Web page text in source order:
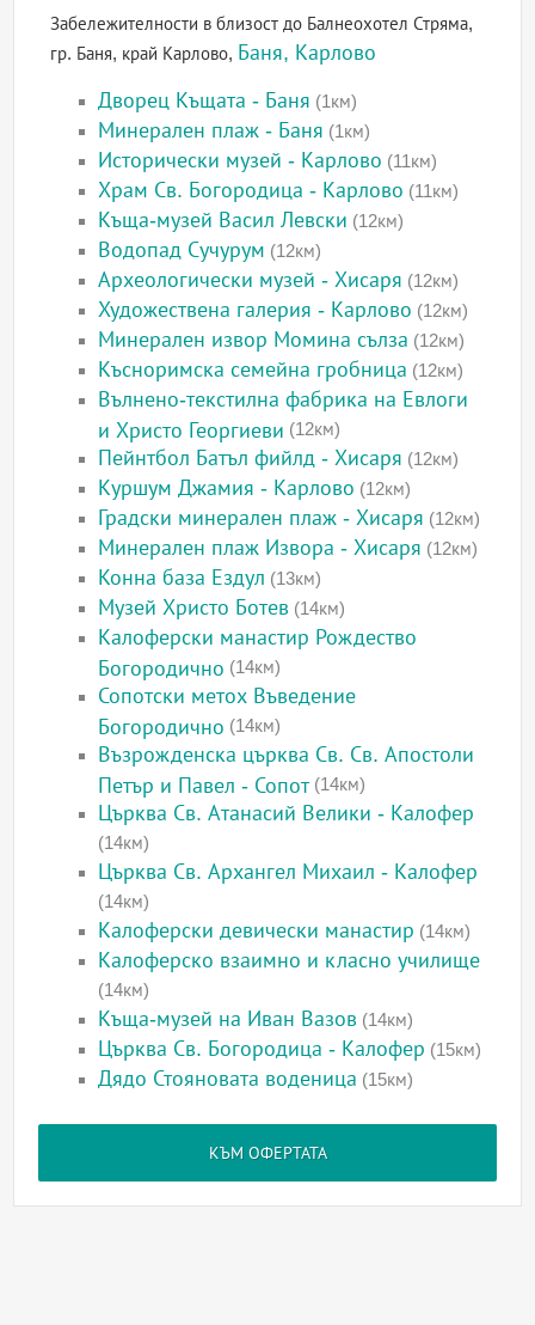
Забележителности в близост до Балнеохотел Стряма,
гр. Баня, край Карлово, Баня, Карлово
Дворец Къщата - Баня (1км)
Минерален плаж - Баня (1км)
Исторически музей - Карлово (11км)
Храм Св. Богородица - Карлово (11км)
Къща-музей Васил Левски (12км)
Водопад Сучурум (12км)
Археологически музей - Хисаря (12км)
Художествена галерия - Карлово (12км)
Минерален извор Момина сълза (12км)
Късноримска семейна гробница (12км)
Вълнено-текстилна фабрика на Евлоги
и Христо Георгиеви (12км)
Пейнтбол Батъл фийлд - Хисаря (12км)
Куршум Джамия - Карлово (12км)
Градски минерален плаж - Хисаря (12км)
Минерален плаж Извора - Хисаря (12км)
Конна база Ездул (13км)
Музей Христо Ботев (14км)
Калоферски манастир Рождество
Богородично (14км)
Сопотски метох Въведение
Богородично (14км)
Възрожденска църква Св. Св. Апостоли
Петър и Павел - Сопот(14км)
Църква Св. Атанасий Велики - Калофер
(14км)
Църква Св. Архангел Михаил - Калофер
(14км)
Калоферски девически манастир (14км)
Калоферско взаимно и класно училище
(14км)
Къща-музей на Иван Вазов (14км)
Църква Св. Богородица - Калофер (15км)
Дядо Стояновата воденица (15км)
КЪМ ОФЕРТАТА